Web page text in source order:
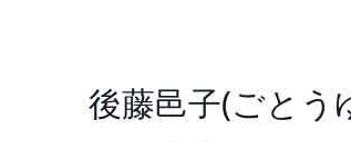
後藤邑子(ごとう